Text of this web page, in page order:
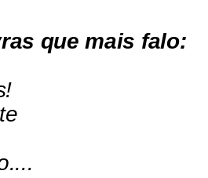
que mais falo: